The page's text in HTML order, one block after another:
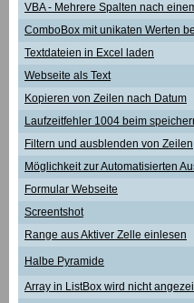
VBA - Mehrere Spalten nach
ComboBox mit unikaten Werten
Textdateien in Excel laden
Webseite als Text
Kopieren von Zeilen nach Datum
Laufzeitfehler 1004 beim
Filtern und ausblenden von Zeilen
Möglichkeit zur Automatisierten
Formular Webseite
Screentshot
Range aus Aktiver Zelle einlesen
Halbe Pyramide
Array in ListBox wird nicht